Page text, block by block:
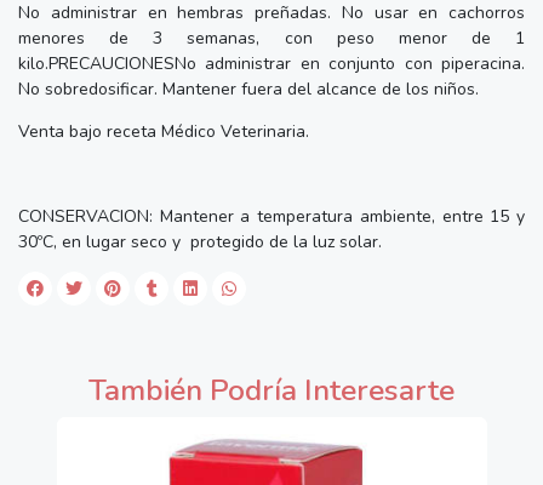
No administrar en hembras preñadas. No usar en cachorros
menores de 3 semanas, con peso menor de 1
kilo.PRECAUCIONESNo administrar en conjunto con piperacina.
No sobredosificar. Mantener fuera del alcance de los niños.
Venta bajo receta Médico Veterinaria.
CONSERVACION: Mantener a temperatura ambiente, entre 15 y
30ºC, en lugar seco y protegido de la luz solar.
También Podría Interesarte